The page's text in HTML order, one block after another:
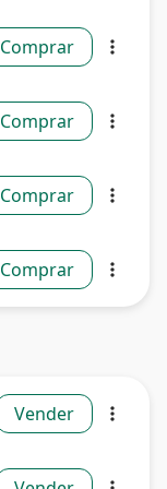
Comprar more_vert
Comprar more_vert
Comprar more_vert
Comprar more_vert
Vender more_vert